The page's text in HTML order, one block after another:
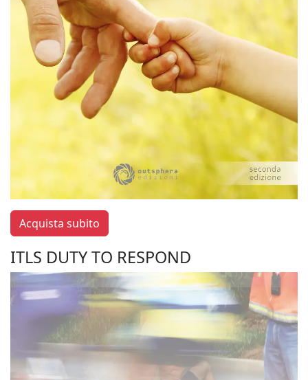
Acquista subito
ITLS DUTY TO RESPOND